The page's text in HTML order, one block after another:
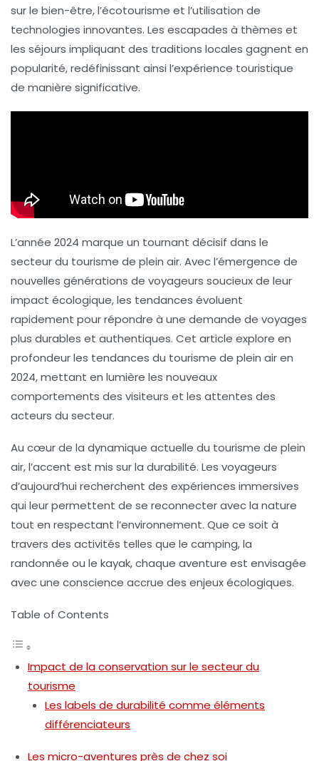
sur le bien-être, l’écotourisme et l’utilisation de
technologies innovantes. Les escapades à thèmes et
les séjours impliquant des traditions locales gagnent en
popularité, redéfinissant ainsi l’expérience touristique
de manière significative.
L’année 2024 marque un tournant décisif dans le
secteur du tourisme de plein air. Avec l’émergence de
nouvelles générations de voyageurs soucieux de leur
impact écologique, les tendances évoluent
rapidement pour répondre à une demande de voyages
plus durables et authentiques. Cet article explore en
profondeur les tendances du tourisme de plein air en
2024, mettant en lumière les nouveaux
comportements des visiteurs et les attentes des
acteurs du secteur.
Au cœur de la dynamique actuelle du tourisme de plein
air, l’accent est mis sur la durabilité. Les voyageurs
d’aujourd’hui recherchent des expériences immersives
qui leur permettent de se reconnecter avec la nature
tout en respectant l’environnement. Que ce soit à
travers des activités telles que le camping, la
randonnée ou le kayak, chaque aventure est envisagée
avec une conscience accrue des enjeux écologiques.
Table of Contents
Impact de la conservation sur le secteur du
tourisme
Les labels de durabilité comme éléments
différenciateurs
Les micro-aventures près de chez soi